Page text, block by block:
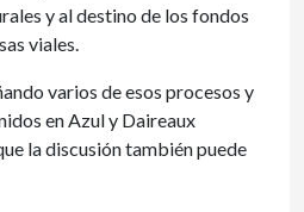
y al destino de los fondos
viales.
varios de esos procesos y
en Azul y Daireaux
la discusión también puede